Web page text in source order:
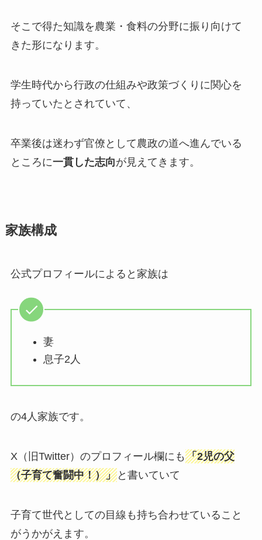
そこで得た知識を農業・食料の分野に振り向けて
きた形になります。
学生時代から行政の仕組みや政策づくりに関心を
持っていたとされていて、
卒業後は迷わず官僚として農政の道へ進んでいる
ところに一貫した志向が見えてきます。
家族構成
公式プロフィールによると家族は
妻
息子2人
の4人家族です。
X（旧Twitter）のプロフィール欄にも 「2児の父
（子育て奮闘中！）」と書いていて
子育て世代としての目線も持ち合わせていること
がうかがえます。